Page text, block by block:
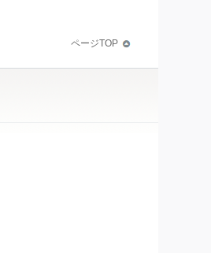
ページTOP